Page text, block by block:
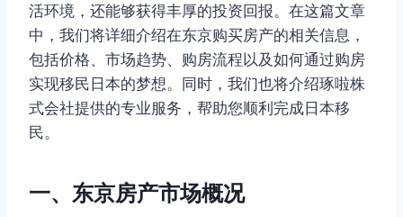
活环境，还能够获得丰厚的投资回报。在这篇文章
中，我们将详细介绍在东京购买房产的相关信息，
包括价格、市场趋势、购房流程以及如何通过购房
实现移民日本的梦想。同时，我们也将介绍琢啦株
式会社提供的专业服务，帮助您顺利完成日本移
民。
一、东京房产市场概况